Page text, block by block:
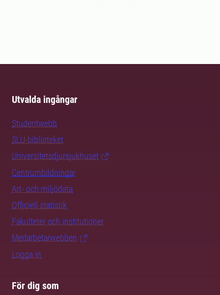
Utvalda ingångar
Studentwebb
SLU-biblioteket
Universitetsdjursjukhuset
Centrumbildningar
Art- och miljödata
Officiell statistik
Fakulteter och institutioner
Medarbetarwebben
Logga in
För dig som